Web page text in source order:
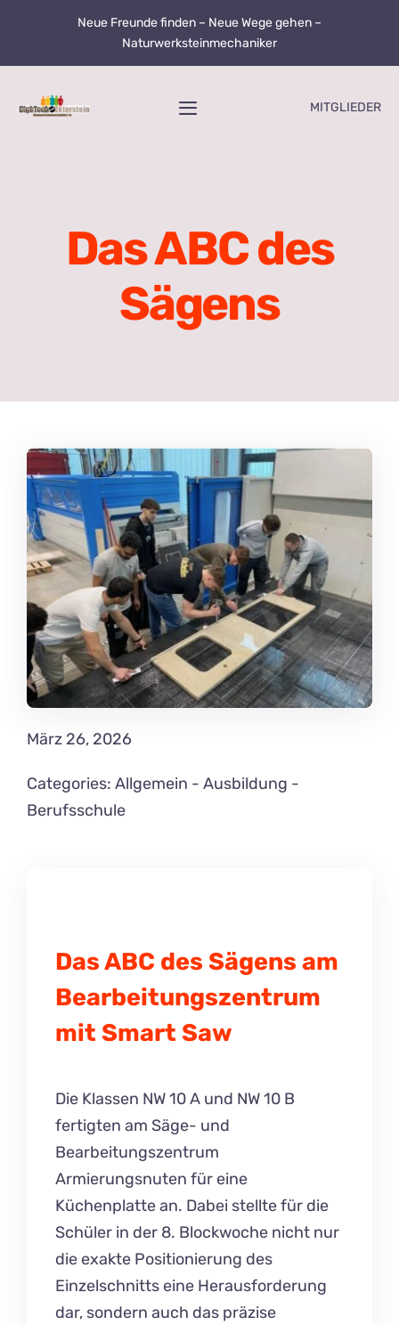
springen
Neue Freunde finden – Neue Wege gehen –
Naturwerksteinmechaniker
Toggle
Ausbildungsinfos
Ausbildungsbetriebe
MITGLIEDER
Das ABC des
Sägens
März 26, 2026
Categories: Allgemein - Ausbildung -
Berufsschule
Das ABC des Sägens am
Bearbeitungszentrum
mit Smart Saw
Die Klassen NW 10 A und NW 10 B
fertigten am Säge- und
Bearbeitungszentrum
Armierungsnuten für eine
Küchenplatte an. Dabei stellte für die
Schüler in der 8. Blockwoche nicht nur
die exakte Positionierung des
Einzelschnitts eine Herausforderung
dar, sondern auch das präzise